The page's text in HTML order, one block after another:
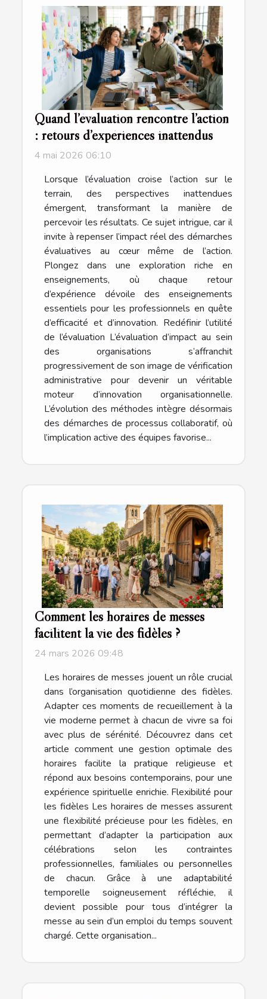
Quand l’évaluation rencontre l’action
: retours d’expériences inattendus
4 mai 2026 06:10
Lorsque l’évaluation croise l’action sur le
terrain, des perspectives inattendues
émergent, transformant la manière de
percevoir les résultats. Ce sujet intrigue, car il
invite à repenser l’impact réel des démarches
évaluatives au cœur même de l’action.
Plongez dans une exploration riche en
enseignements, où chaque retour
d’expérience dévoile des enseignements
essentiels pour les professionnels en quête
d’efficacité et d’innovation. Redéfinir l’utilité
de l’évaluation L’évaluation d’impact au sein
des organisations s’affranchit
progressivement de son image de vérification
administrative pour devenir un véritable
moteur d’innovation organisationnelle.
L’évolution des méthodes intègre désormais
des démarches de processus collaboratif, où
l’implication active des équipes favorise...
Comment les horaires de messes
facilitent la vie des fidèles ?
24 mars 2026 09:48
Les horaires de messes jouent un rôle crucial
dans l’organisation quotidienne des fidèles.
Adapter ces moments de recueillement à la
vie moderne permet à chacun de vivre sa foi
avec plus de sérénité. Découvrez dans cet
article comment une gestion optimale des
horaires facilite la pratique religieuse et
répond aux besoins contemporains, pour une
expérience spirituelle enrichie. Flexibilité pour
les fidèles Les horaires de messes assurent
une flexibilité précieuse pour les fidèles, en
permettant d’adapter la participation aux
célébrations selon les contraintes
professionnelles, familiales ou personnelles
de chacun. Grâce à une adaptabilité
temporelle soigneusement réfléchie, il
devient possible pour tous d’intégrer la
messe au sein d’un emploi du temps souvent
chargé. Cette organisation...